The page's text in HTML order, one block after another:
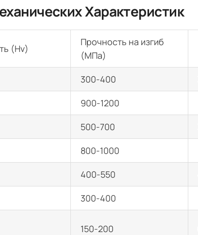
Характеристик
(Hv)
Прочность на изгиб
(МПа)
300-400
900-1200
500-700
800-1000
400-550
300-400
150-200